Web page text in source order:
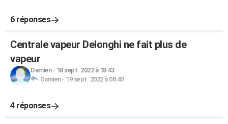
6 réponses
Centrale vapeur Delonghi ne fait plus de
vapeur
Damien- 18 sept. 2022 à 18:43
Damien- 19 sept. 2022 à 08:40
4 réponses